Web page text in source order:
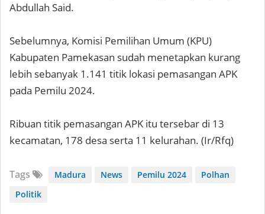
Abdullah Said.
Sebelumnya, Komisi Pemilihan Umum (KPU)
Kabupaten Pamekasan sudah menetapkan kurang
lebih sebanyak 1.141 titik lokasi pemasangan APK
pada Pemilu 2024.
Ribuan titik pemasangan APK itu tersebar di 13
kecamatan, 178 desa serta 11 kelurahan. (Ir/Rfq)
Tags Madura News Pemilu 2024
Polhan
Politik